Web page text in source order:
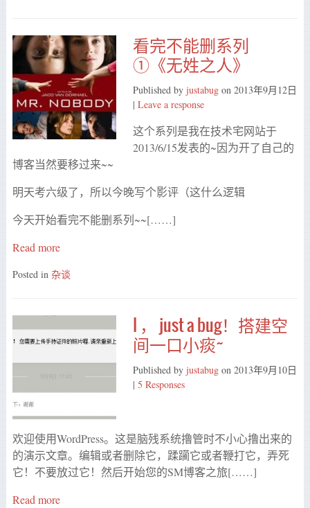
看完不能删系列
①《无姓之人》
Published by justabugon 2013年9月12日
| Leave a response
这个系列是我在技术宅网站于
2013/6/15发表的~因为开了自己的
博客当然要移过来~~
明天考六级了，所以今晚写个影评（这什么逻辑
今天开始看完不能删系列~~[……]
Read more
Posted in 杂谈
I ， just a bug！搭建空
间一口小痰~
Published by justabugon 2013年9月10日
| 5 Responses
欢迎使用WordPress。这是脑残系统撸管时不小心撸出来的
的演示文章。编辑或者删除它，蹂躏它或者鞭打它，弄死
它！不要放过它！然后开始您的SM博客之旅[……]
Read more